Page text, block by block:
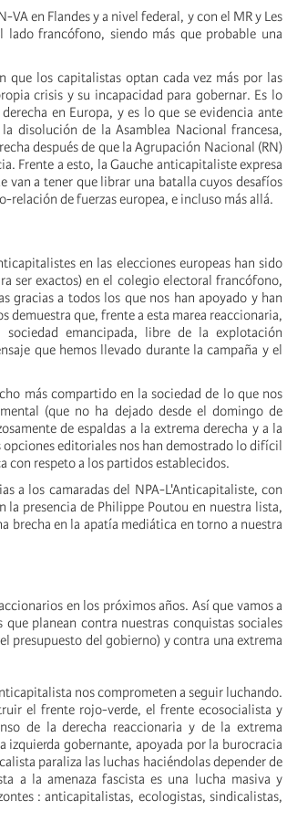
en Flandes y a nivel federal, y con el MR y Les
lado francófono, siendo más que probable una
que los capitalistas optan cada vez más por las
crisis y su incapacidad para gobernar. Es lo
en Europa, y es lo que se evidencia ante
disolución de la Asamblea Nacional francesa,
después de que la Agrupación Nacional (RN)
Frente a esto, la Gauche anticapitaliste expresa
van a tener que librar una batalla cuyos desafíos
relación de fuerzas europea, e incluso más allá.
en las elecciones europeas han sido
ser exactos) en el colegio electoral francófono,
gracias a todos los que nos han apoyado y han
demuestra que, frente a esta marea reaccionaria,
emancipada, libre de la explotación
que hemos llevado durante la campaña y el
más compartido en la sociedad de lo que nos
(que no ha dejado desde el domingo de
de espaldas a la extrema derecha y a la
editoriales nos han demostrado lo difícil
respeto a los partidos establecidos.
a los camaradas del NPA-L'Anticapitaliste, con
la presencia de Philippe Poutou en nuestra lista,
brecha en la apatía mediática en torno a nuestra
en los próximos años. Así que vamos a
planean contra nuestras conquistas sociales
presupuesto del gobierno) y contra una extrema
nos comprometen a seguir luchando.
el frente rojo-verde, el frente ecosocialista y
de la derecha reaccionaria y de la extrema
gobernante, apoyada por la burocracia
paraliza las luchas haciéndolas depender de
a la amenaza fascista es una lucha masiva y
: anticapitalistas, ecologistas, sindicalistas,